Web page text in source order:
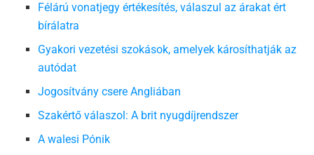
Félárú vonatjegy értékesítés, válaszul az árakat ért
bírálatra
Gyakori vezetési szokások, amelyek károsíthatják az
autódat
Jogosítvány csere Angliában
Szakértő válaszol: A brit nyugdíjrendszer
A walesi Pónik